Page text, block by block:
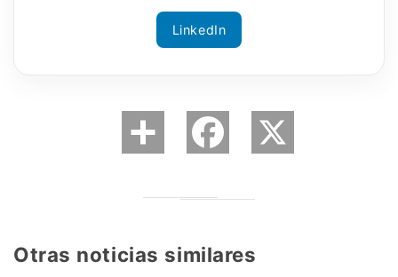
LinkedIn
Otras noticias similares